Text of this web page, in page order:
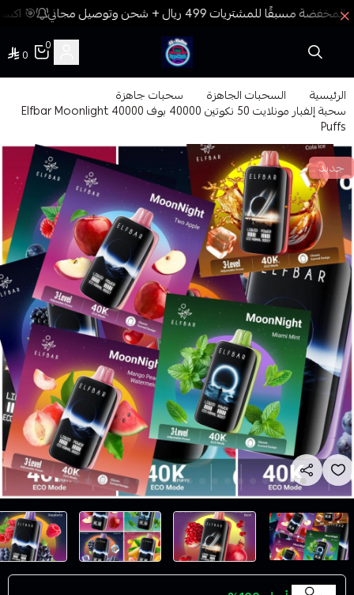
🎯
فيب المدينة
0
0
الرئيسية السحبات الجاهزة سحبات جاهزة
سحبة إلفبار مونلايت 50 نكوتين 40000 بوف Elfbar Moonlight 40000
Puffs
جديد